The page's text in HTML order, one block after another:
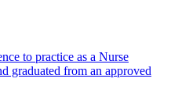
to practice as a Nurse
graduated from an approved